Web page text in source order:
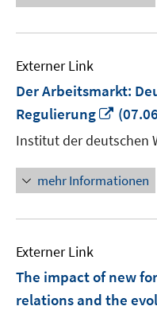
Externer Link
Der Arbeitsmarkt:
Regulierung
In
neuem
öffnen
Institut der deutschen
mehr Informationen
Externer Link
The impact of new
relations and the